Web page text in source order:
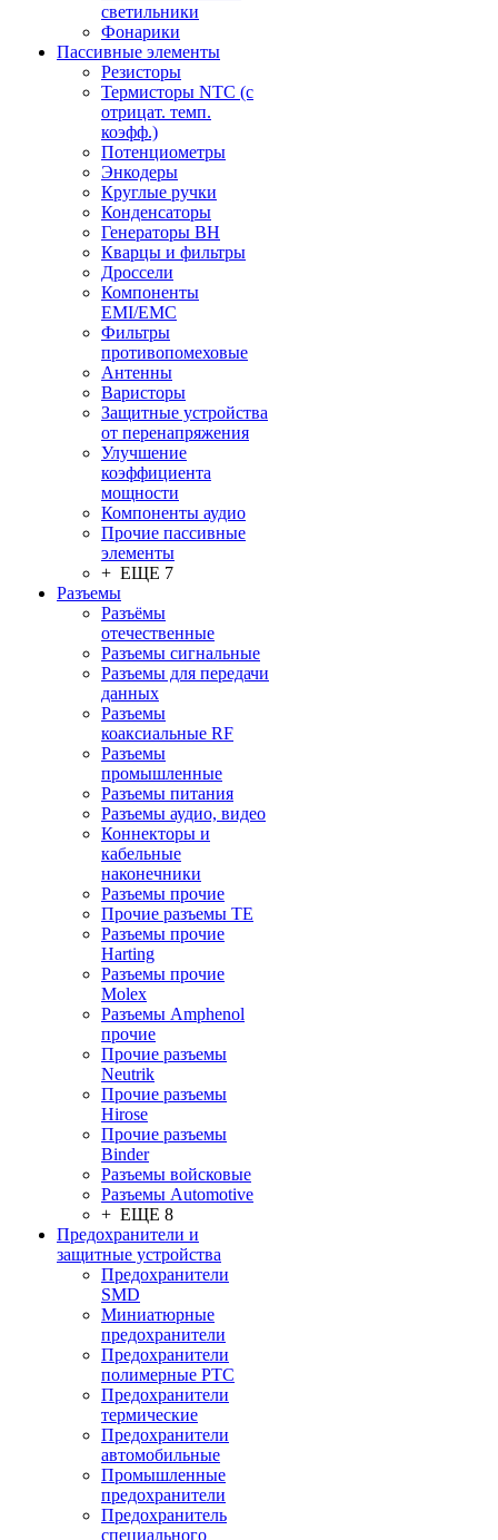
светильники
Фонарики
Пассивные элементы
Резисторы
Термисторы NTC (с
отрицат. темп.
коэфф.)
Потенциометры
Энкодеры
Круглые ручки
Конденсаторы
Генераторы ВН
Кварцы и фильтры
Дроссели
Компоненты
EMI/EMC
Фильтры
противопомеховые
Антенны
Варисторы
Защитные устройства
от перенапряжения
Улучшение
коэффициента
мощности
Компоненты аудио
Прочие пассивные
элементы
+ ЕЩЕ 7
Разъeмы
Разъёмы
отечественные
Разъeмы сигнальные
Разъeмы для передачи
данных
Разъeмы
коаксиальные RF
Разъeмы
промышленные
Разъeмы питания
Разъeмы аудио, видео
Коннекторы и
кабельные
наконечники
Разъeмы прочие
Прочие разъемы TE
Разъемы прочие
Harting
Разъемы прочие
Molex
Разъемы Amphenol
прочие
Прочие разъемы
Neutrik
Прочие разъемы
Hirose
Прочие разъемы
Binder
Разъемы войсковые
Разъeмы Automotive
+ ЕЩЕ 8
Предохранители и
защитные устройства
Предохранители
SMD
Миниатюрные
предохранители
Предохранители
полимерные PTC
Предохранители
термические
Предохранители
автомобильные
Промышленные
предохранители
Предохранитель
специального